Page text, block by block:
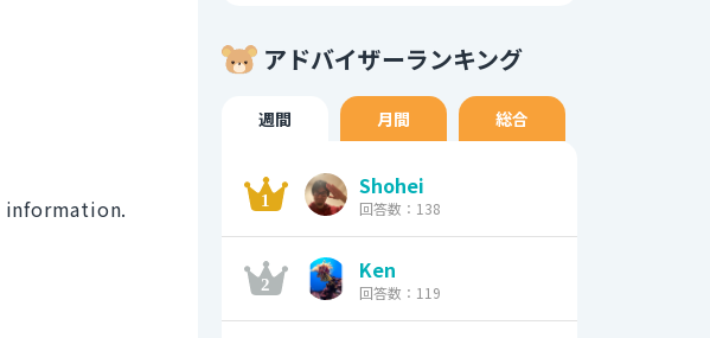
information.
アドバイザーランキング
週間 月間 総合
Shohei
回答数：138
Ken
回答数：119